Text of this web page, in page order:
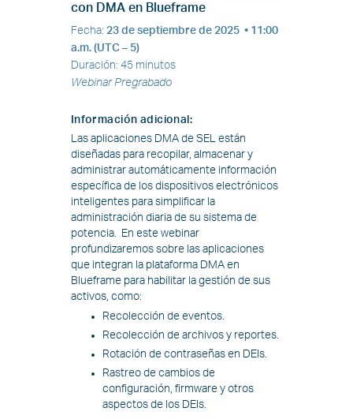
con DMA en Blueframe
Fecha: 23 de septiembre de 2025 • 11:00
a.m. (UTC – 5)
Duración: 45 minutos
Webinar Pregrabado
Información adicional :
Las aplicaciones DMA de SEL están
diseñadas para recopilar, almacenar y
administrar automáticamente información
específica de los dispositivos electrónicos
inteligentes para simplificar la
administración diaria de su sistema de
potencia. En este webinar
profundizaremos sobre las aplicaciones
que integran la plataforma DMA en
Blueframe para habilitar la gestión de sus
activos, como:
Recolección de eventos.
Recolección de archivos y reportes.
Rotación de contraseñas en DEIs.
Rastreo de cambios de
configuración, firmware y otros
aspectos de los DEIs.